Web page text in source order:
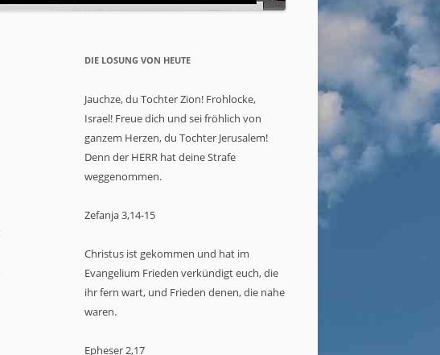
DIE LOSUNG VON HEUTE
Jauchze, du Tochter Zion! Frohlocke,
Israel! Freue dich und sei fröhlich von
ganzem Herzen, du Tochter Jerusalem!
Denn der HERR hat deine Strafe
weggenommen.
Zefanja 3,14-15
Christus ist gekommen und hat im
Evangelium Frieden verkündigt euch, die
ihr fern wart, und Frieden denen, die nahe
waren.
Epheser 2,17